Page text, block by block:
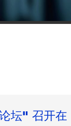
坛" 召开在